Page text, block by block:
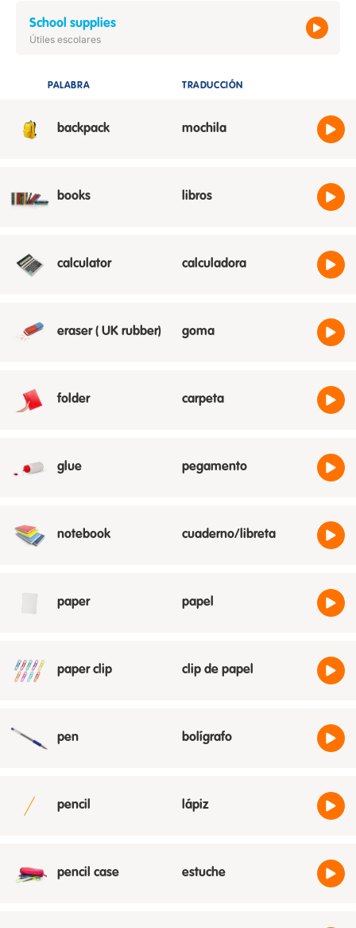
School supplies
Útiles escolares
PALABRA TRADUCCIÓN
backpack mochila
books libros
calculator calculadora
eraser ( UK rubber) goma
folder carpeta
glue pegamento
notebook cuaderno/libreta
paper papel
paper clip clip de papel
pen bolígrafo
pencil lápiz
pencil case estuche